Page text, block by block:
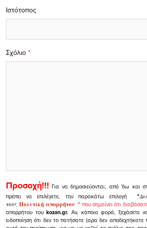
Σχόλιο *
Ιστότοπος
Προσοχή!!! Για να δημοσιεύονται, από 'δω και
πρέπει να επιλέγετε, την παρακάτω επιλογή
"
τουςΠολιτική απορρήτου" που σημαίνει ότι
απορρήτου τουkozan.gr. Αν, κάποια φορά, ξεχάσετε
ειδοποίηση ότι δεν το πατήσατε (αρα δεν αποδεχτήκατε